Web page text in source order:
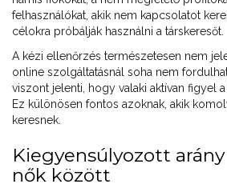
felhasználókat, akik nem kapcsolatot
célokra próbálják használni a társkeresőt.
A kézi ellenőrzés természetesen nem
online szolgáltatásnál soha nem
viszont jelenti, hogy valaki aktívan figyel
Ez különösen fontos azoknak, akik
keresnek.
Kiegyensúlyozott
nők között